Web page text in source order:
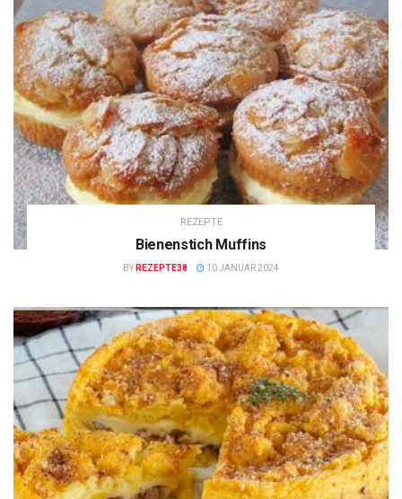
REZEPTE
Bienenstich Muffins
BY REZEPTE38 10 JANUAR 2024